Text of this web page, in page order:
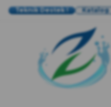
Teknik Destek ! Katalog